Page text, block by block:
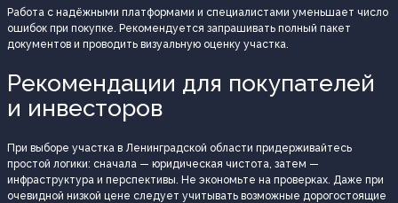
Работа с надёжными платформами и специалистами уменьшает число
ошибок при покупке. Рекомендуется запрашивать полный пакет
документов и проводить визуальную оценку участка.
Рекомендации для покупателей
и инвесторов
При выборе участка в Ленинградской области придерживайтесь
простой логики: сначала — юридическая чистота, затем —
инфраструктура и перспективы. Не экономьте на проверках. Даже при
очевидной низкой цене следует учитывать возможные дорогостоящие